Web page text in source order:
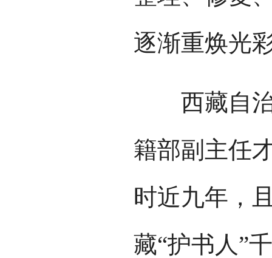
逐渐重焕光
西藏自治
籍部副主任
时近九年，
藏“护书人”